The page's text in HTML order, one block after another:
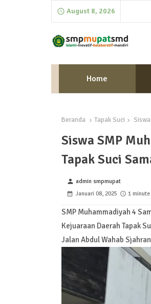
August 8, 2026
Home
Beranda Tapak Suci
Siswa SMP
Tapak Suci
person admin smpmupat
Januari 08, 2025
1
SMP Muhammadiyah 4
Kejuaraan Daerah Tapak
Jalan Abdul Wahab